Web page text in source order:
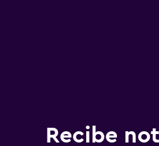
Recibe